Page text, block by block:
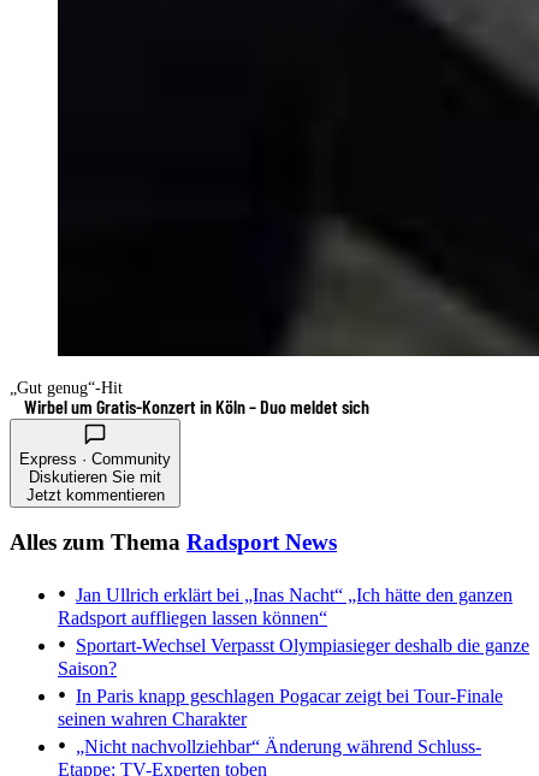
„Gut genug“-Hit
Wirbel um Gratis-Konzert in Köln – Duo meldet sich
Express · Community
Diskutieren Sie mit
Jetzt kommentieren
Alles zum Thema Radsport News
Jan Ullrich erklärt bei „Inas Nacht“ „Ich hätte den ganzen
Radsport auffliegen lassen können“
Sportart-Wechsel Verpasst Olympiasieger deshalb die ganze
Saison?
In Paris knapp geschlagen Pogacar zeigt bei Tour-Finale
seinen wahren Charakter
„Nicht nachvollziehbar“ Änderung während Schluss-
Etappe: TV-Experten toben